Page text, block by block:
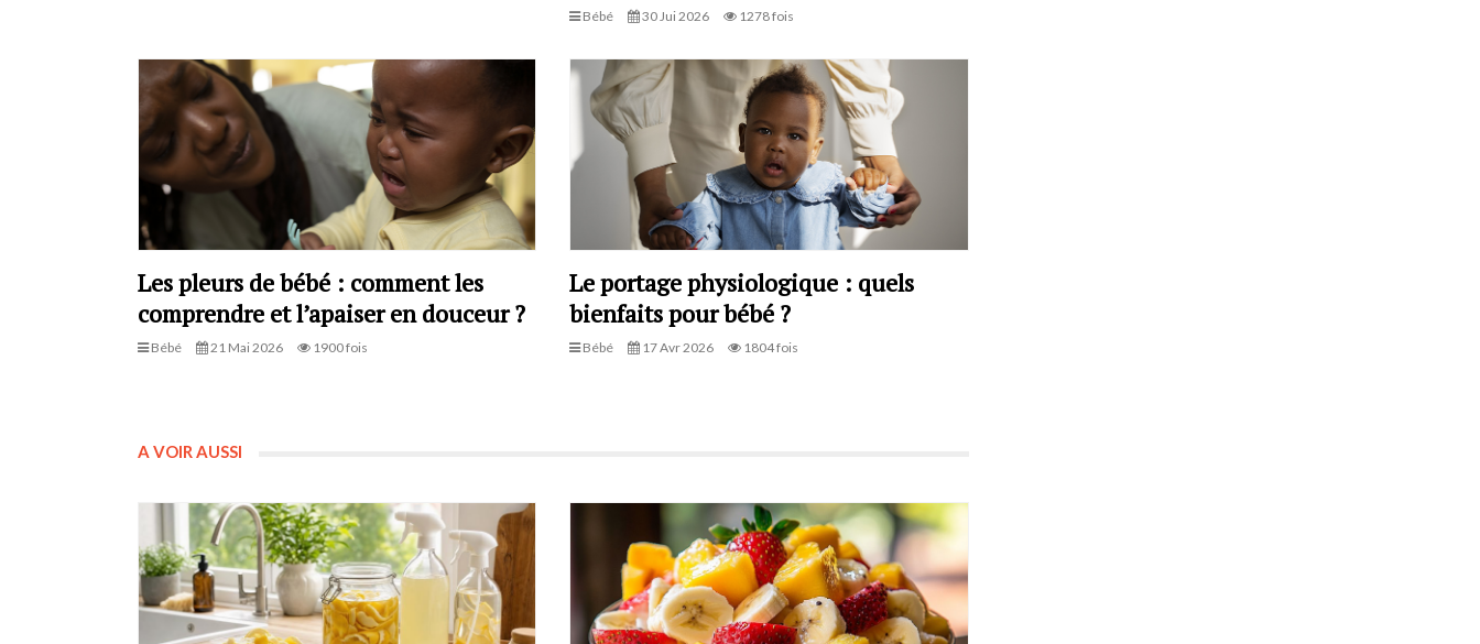
Bébé 30 Jui 2026 1278 fois
Les pleurs de bébé : comment les
comprendre et l’apaiser en douceur ?
Bébé 21 Mai 2026 1900 fois
Le portage physiologique : quels
bienfaits pour bébé ?
Bébé 17 Avr 2026 1804 fois
A VOIR AUSSI